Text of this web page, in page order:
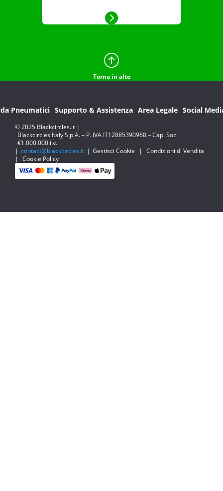
Torna in alto
Pneumatici Supporto & Assistenza Area Legale Social
© 2025 Blackcircles.it |
Blackcircles Italy S.p.A. – P. IVA IT12885390968 – Cap. Soc.
€1.000.000 i.v.
| contact@blackcircles.it | Gestisci Cookie |
Condizioni di Vendita
|
Cookie Policy